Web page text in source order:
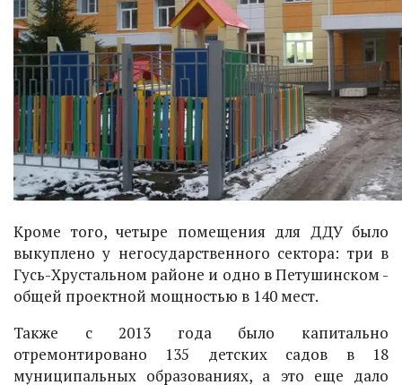
Кроме того, четыре помещения для ДДУ было
выкуплено у негосударственного сектора: три в
Гусь-Хрустальном районе и одно в Петушинском -
общей проектной мощностью в 140 мест.
Также с 2013 года было капитально
отремонтировано 135 детских садов в 18
муниципальных образованиях, а это еще дало